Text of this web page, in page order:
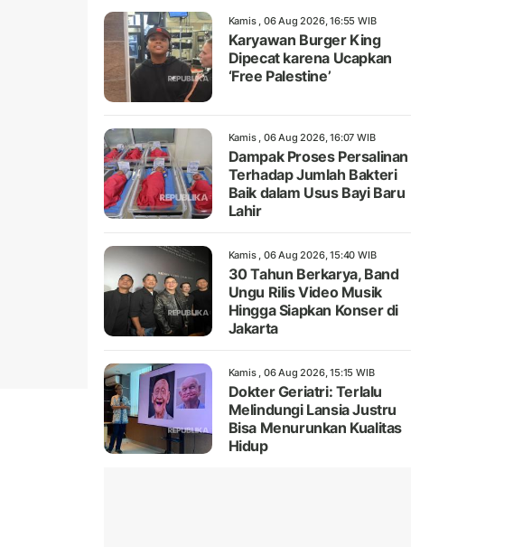
Kamis , 06 Aug 2026, 16:55 WIB
Karyawan Burger King
Dipecat karena Ucapkan
‘Free Palestine’
Kamis , 06 Aug 2026, 16:07 WIB
Dampak Proses Persalinan
Terhadap Jumlah Bakteri
Baik dalam Usus Bayi Baru
Lahir
Kamis , 06 Aug 2026, 15:40 WIB
30 Tahun Berkarya, Band
Ungu Rilis Video Musik
Hingga Siapkan Konser di
Jakarta
Kamis , 06 Aug 2026, 15:15 WIB
Dokter Geriatri: Terlalu
Melindungi Lansia Justru
Bisa Menurunkan Kualitas
Hidup